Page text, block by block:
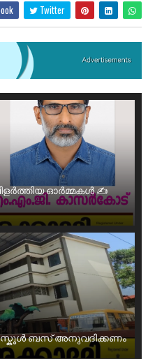
Twitter
ഓർമ്മകൾ ✍️
സ്കൂൾ ബസ് അനുവദിക്കണം